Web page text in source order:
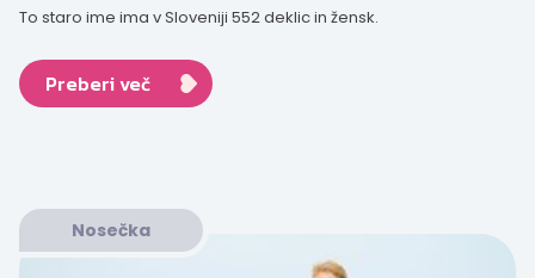
To staro ime ima v Sloveniji 552 deklic in žensk.
Preberi več
Nosečka